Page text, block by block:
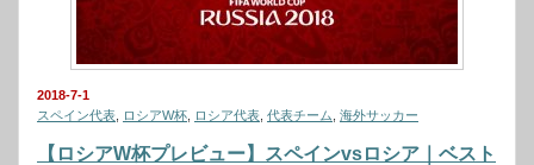
2018-7-1
スペイン代表
ロシアW杯 ロシア代表 代表チーム 海外サッカー
【ロシアW杯プレビュー】スペインvsロシア｜ベスト